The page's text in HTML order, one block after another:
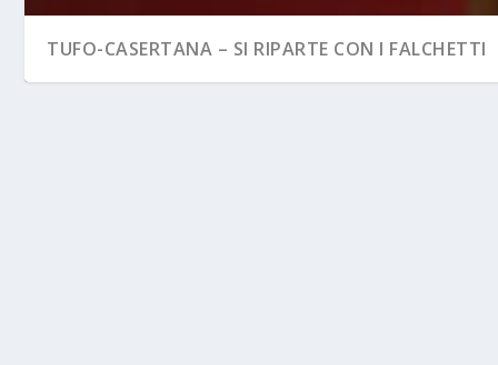
TUFO-CASERTANA – SI RIPARTE CON I FALCHETTI